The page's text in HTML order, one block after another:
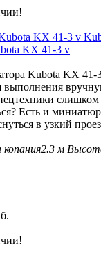
KX 41-3 v
Kubota KX
выполнения
слишком
Есть и
в узкий
копания2.3 м